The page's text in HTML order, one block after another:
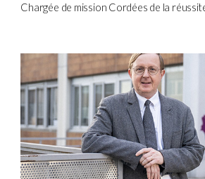
Chargée de mission Cordées de la